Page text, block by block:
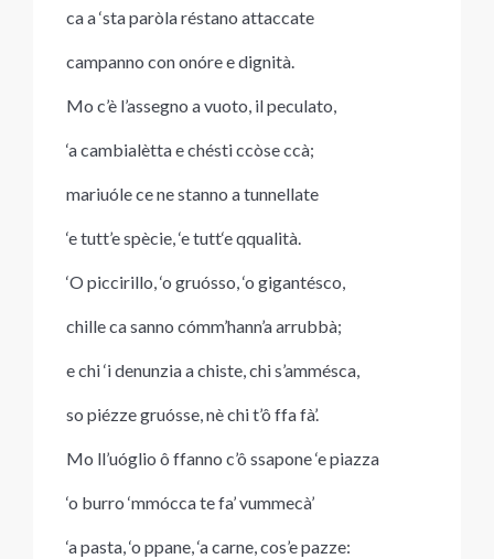
ca a ‘sta paròla réstano attaccate
campanno con onóre e dignità.
Mo c’è l’assegno a vuoto, il peculato,
‘a cambialètta e chésti ccòse ccà;
mariuóle ce ne stanno a tunnellate
‘e tutt’e spècie, ‘e tutt‘e qqualità.
‘O piccirillo, ‘o gruósso, ‘o gigantésco,
chille ca sanno cómm’hann’a arrubbà;
e chi ‘i denunzia a chiste, chi s’ammésca,
so piézze gruósse, nè chi t’ô ffa fà’.
Mo ll’uóglio ô ffanno c’ô ssapone ‘e piazza
‘o burro ‘mmócca te fa’ vummecà’
‘a pasta, ‘o ppane, ‘a carne, cos’e pazze: